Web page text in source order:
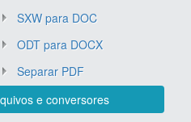
SXW para DOC
ODT para DOCX
Separar PDF
e conversores